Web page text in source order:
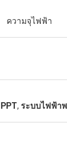
ความจุไฟฟ้า
, ระบบไฟฟ้าพ